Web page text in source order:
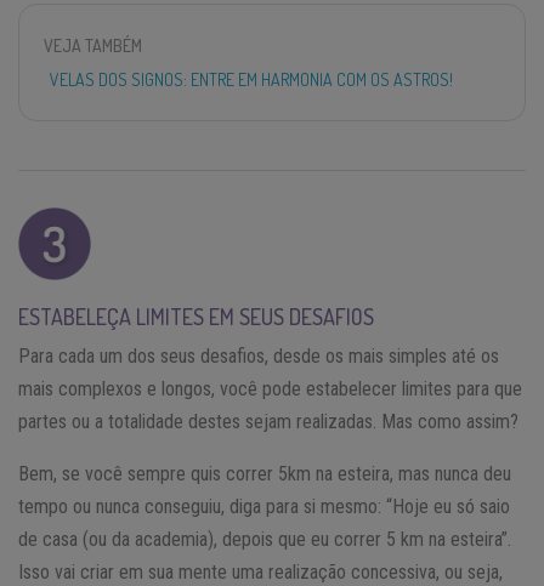
VEJA TAMBÉM
VELAS DOS SIGNOS: ENTRE EM HARMONIA COM OS ASTROS!
ESTABELEÇA LIMITES EM SEUS DESAFIOS
Para cada um dos seus desafios, desde os mais simples até os
mais complexos e longos, você pode estabelecer limites para que
partes ou a totalidade destes sejam realizadas. Mas como assim?
Bem, se você sempre quis correr 5km na esteira, mas nunca deu
tempo ou nunca conseguiu, diga para si mesmo: “Hoje eu só saio
de casa (ou da academia), depois que eu correr 5 km na esteira”.
Isso vai criar em sua mente uma realização concessiva, ou seja,